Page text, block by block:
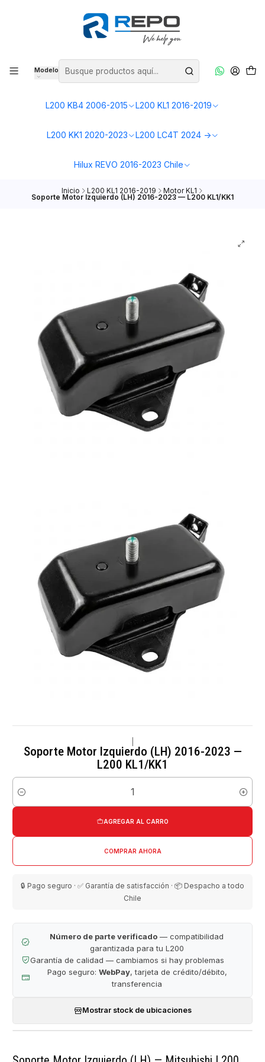
Modelo
L200 KB4 2006-2015 L200 KL1 2016-2019
L200 KK1 2020-2023 L200 LC4T 2024 ->
Hilux REVO 2016-2023 Chile
Inicio L200 KL1 2016-2019 Motor KL1
Soporte Motor Izquierdo (LH) 2016-2023 — L200 KL1/KK1
Soporte Motor Izquierdo (LH) 2016-2023 —
L200 KL1/KK1
Cantidad
AGREGAR AL CARRO
COMPRAR AHORA
🔒 Pago seguro · ✅ Garantía de satisfacción · 📦 Despacho a todo
Chile
Número de parte verificado — compatibilidad
garantizada para tu L200
Garantía de calidad — cambiamos si hay problemas
Pago seguro: WebPay, tarjeta de crédito/débito,
transferencia
Mostrar stock de ubicaciones